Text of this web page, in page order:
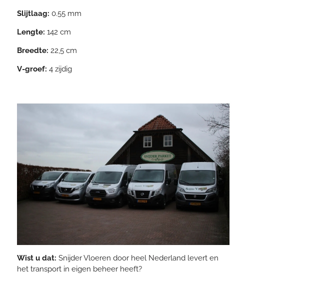
Slijtlaag: 0.55 mm
Lengte: 142 cm
Breedte: 22,5 cm
V-groef: 4 zijdig
Wist u dat: Snijder Vloeren door heel Nederland levert en
het transport in eigen beheer heeft?